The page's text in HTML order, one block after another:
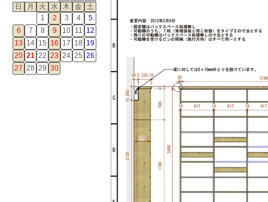
日
月 火 水 木 金
土
1
2 3 4
5
6
7 8 9 10 11 12
13 14 15 16 17 18 19
20 21 22 23 24 25 26
27 28 29 30